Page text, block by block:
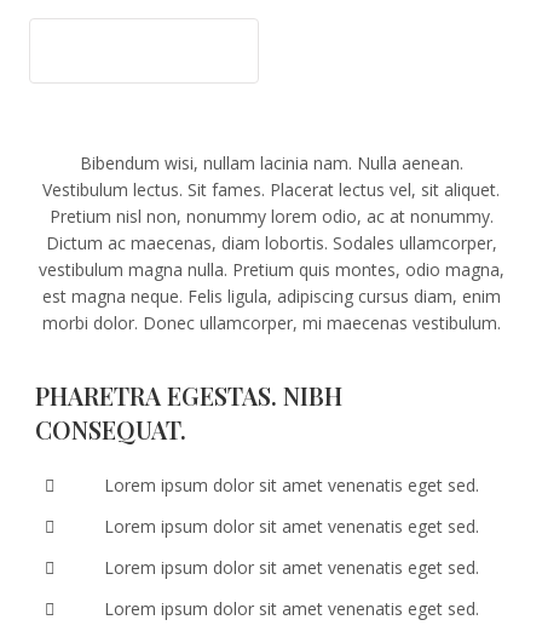
DOMESTIC WATER PURIFIER
Bibendum wisi, nullam lacinia nam. Nulla aenean.
Vestibulum lectus. Sit fames. Placerat lectus vel, sit aliquet.
Pretium nisl non, nonummy lorem odio, ac at nonummy.
Dictum ac maecenas, diam lobortis. Sodales ullamcorper,
vestibulum magna nulla. Pretium quis montes, odio magna,
est magna neque. Felis ligula, adipiscing cursus diam, enim
morbi dolor. Donec ullamcorper, mi maecenas vestibulum.
PHARETRA EGESTAS. NIBH
CONSEQUAT.
Lorem ipsum dolor sit amet venenatis eget sed.
Lorem ipsum dolor sit amet venenatis eget sed.
Lorem ipsum dolor sit amet venenatis eget sed.
Lorem ipsum dolor sit amet venenatis eget sed.